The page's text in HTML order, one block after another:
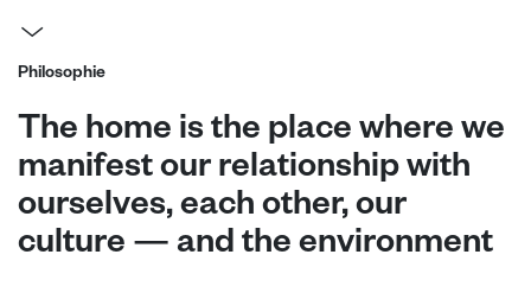
Philosophie
The home is the place where we
manifest our relationship with
ourselves, each other, our
culture — and the environment